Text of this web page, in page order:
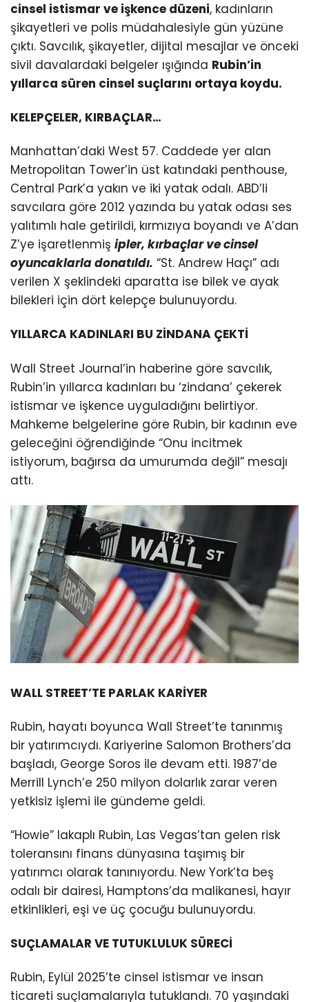
cinsel istismar ve işkence düzeni, kadınların
şikayetleri ve polis müdahalesiyle gün yüzüne
çıktı. Savcılık, şikayetler, dijital mesajlar ve önceki
sivil davalardaki belgeler ışığında Rubin’in
yıllarca süren cinsel suçlarını ortaya koydu.
KELEPÇELER, KIRBAÇLAR…
Manhattan’daki West 57. Caddede yer alan
Metropolitan Tower’in üst katındaki penthouse,
Central Park’a yakın ve iki yatak odalı. ABD’li
savcılara göre 2012 yazında bu yatak odası ses
yalıtımlı hale getirildi, kırmızıya boyandı ve A’dan
Z’ye işaretlenmiş ipler, kırbaçlar ve cinsel
oyuncaklarla donatıldı. “St. Andrew Haçı” adı
verilen X şeklindeki aparatta ise bilek ve ayak
bilekleri için dört kelepçe bulunuyordu.
YILLARCA KADINLARI BU ZİNDANA ÇEKTİ
Wall Street Journal’in haberine göre savcılık,
Rubin’in yıllarca kadınları bu ‘zindana’ çekerek
istismar ve işkence uyguladığını belirtiyor.
Mahkeme belgelerine göre Rubin, bir kadının eve
geleceğini öğrendiğinde “Onu incitmek
istiyorum, bağırsa da umurumda değil” mesajı
attı.
WALL STREET’TE PARLAK KARİYER
Rubin, hayatı boyunca Wall Street’te tanınmış
bir yatırımcıydı. Kariyerine Salomon Brothers’da
başladı, George Soros ile devam etti. 1987’de
Merrill Lynch’e 250 milyon dolarlık zarar veren
yetkisiz işlemi ile gündeme geldi.
“Howie” lakaplı Rubin, Las Vegas’tan gelen risk
toleransını finans dünyasına taşımış bir
yatırımcı olarak tanınıyordu. New York’ta beş
odalı bir dairesi, Hamptons’da malikanesi, hayır
etkinlikleri, eşi ve üç çocuğu bulunuyordu.
SUÇLAMALAR VE TUTUKLULUK SÜRECİ
Rubin, Eylül 2025’te cinsel istismar ve insan
ticareti suçlamalarıyla tutuklandı. 70 yaşındaki